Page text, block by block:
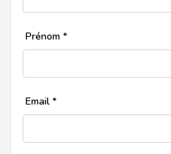
Prénom *
Email *